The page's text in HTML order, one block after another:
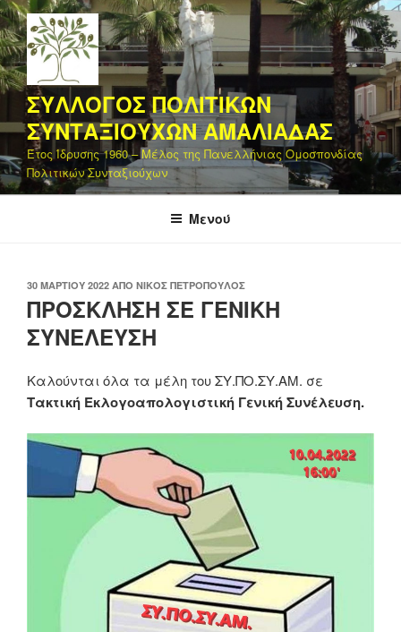
Μετάβαση
στο
περιεχόμενο
ΣΥΛΛΟΓΟΣ ΠΟΛΙΤΙΚΩΝ
ΣΥΝΤΑΞΙΟΥΧΩΝ ΑΜΑΛΙΑΔΑΣ
Έτος Ίδρυσης 1960 – Μέλος της Πανελλήνιας Ομοσπονδίας
Πολιτικών Συνταξιούχων
Μενού
ΔΗΜΟΣΙΕΎΤΗΚΕ
ΣΤΙΣ
30 ΜΑΡΤΊΟΥ 2022 ΑΠΌ ΝΊΚΟΣ ΠΕΤΡΌΠΟΥΛΟΣ
ΠΡΟΣΚΛΗΣΗ ΣΕ ΓΕΝΙΚΗ
ΣΥΝΕΛΕΥΣΗ
Καλούνται όλα τα μέλη του ΣΥ.ΠΟ.ΣΥ.ΑΜ. σε
Τακτική Εκλογοαπολογιστική Γενική Συνέλευση.